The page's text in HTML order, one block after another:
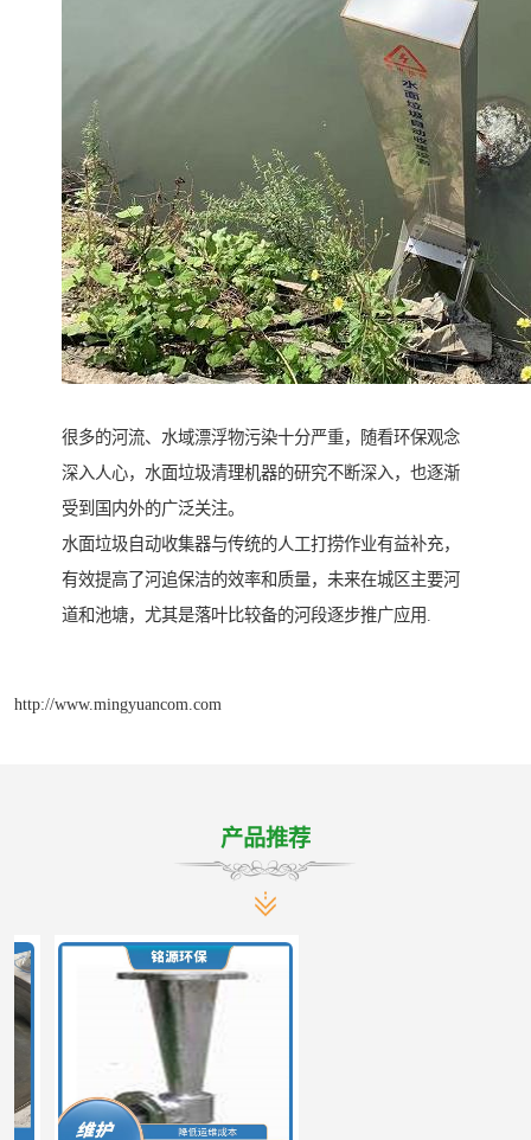
很多的河流、水域漂浮物污染十分严重，随看环保观念
深入人心，水面垃圾清理机器的研究不断深入，也逐渐
受到国内外的广泛关注。
水面垃圾自动收集器与传统的人工打捞作业有益补充，
有效提高了河追保洁的效率和质量，未来在城区主要河
道和池塘，尤其是落叶比较备的河段逐步推广应用.
http://www.mingyuancom.com
产品推荐